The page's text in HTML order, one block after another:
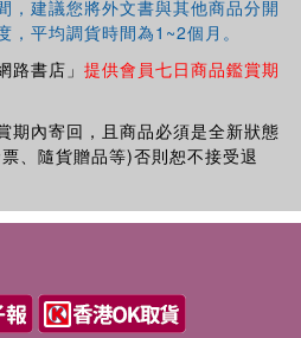
，建議您將外文書與其他商品分開
平均調貨時間為1~2個月。
書店」 提供會員七日商品鑑賞期
期內寄回，且商品必須是全新狀態
、隨貨贈品等)否則恕不接受退